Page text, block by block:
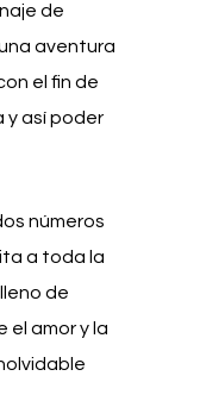
de
aventura
el fin de
y así poder
números
a toda la
de
el amor y la